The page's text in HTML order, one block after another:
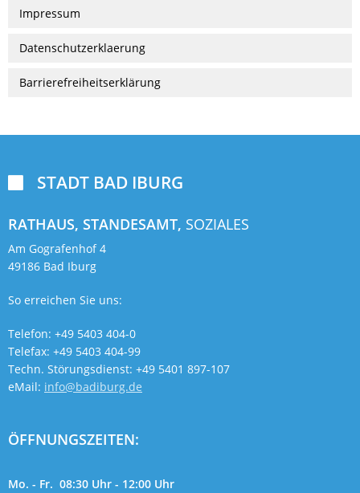
Impressum
Datenschutzerklaerung
Barrierefreiheitserklärung
STADT BAD IBURG
RATHAUS, STANDESAMT, SOZIALES
Am Gografenhof 4
49186 Bad Iburg
So erreichen Sie uns:
Telefon: +49 5403 404-0
Telefax: +49 5403 404-99
Techn. Störungsdienst: +49 5401 897-107
eMail: info@badiburg.de
ÖFFNUNGSZEITEN:
Mo. - Fr. 08:30 Uhr - 12:00 Uhr